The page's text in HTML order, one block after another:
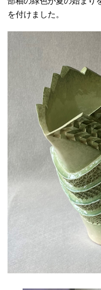
を付けました。